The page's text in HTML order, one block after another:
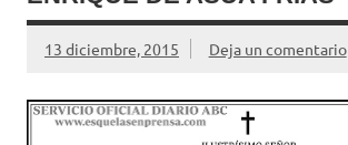
13 diciembre, 2015 Deja un comentario